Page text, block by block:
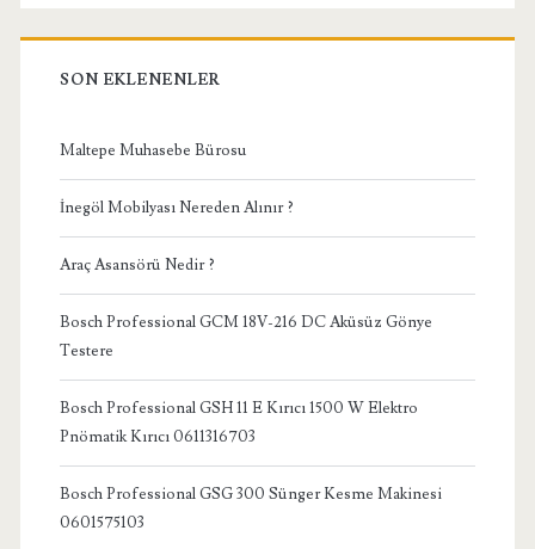
SON EKLENENLER
Maltepe Muhasebe Bürosu
İnegöl Mobilyası Nereden Alınır ?
Araç Asansörü Nedir ?
Bosch Professional GCM 18V-216 DC Aküsüz Gönye
Testere
Bosch Professional GSH 11 E Kırıcı 1500 W Elektro
Pnömatik Kırıcı 0611316703
Bosch Professional GSG 300 Sünger Kesme Makinesi
0601575103